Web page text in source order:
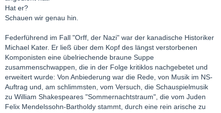
Hat er?
Schauen wir genau hin.
Federführend im Fall "Orff, der Nazi" war der kanadische Historiker
Michael Kater. Er ließ über dem Kopf des längst verstorbenen
Komponisten eine übelriechende braune Suppe
zusammenschwappen, die in der Folge kritiklos nachgebetet und
erweitert wurde: Von Anbiederung war die Rede, von Musik im NS-
Auftrag und, am schlimmsten, vom Versuch, die Schauspielmusik
zu William Shakespeares "Sommernachtstraum", die vom Juden
Felix Mendelssohn-Bartholdy stammt, durch eine rein arische zu